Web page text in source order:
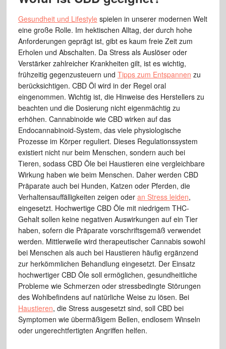
Gesundheit und Lifestyle spielen in unserer modernen Welt
eine große Rolle. Im hektischen Alltag, der durch hohe
Anforderungen geprägt ist, gibt es kaum freie Zeit zum
Erholen und Abschalten. Da Stress als Auslöser oder
Verstärker zahlreicher Krankheiten gilt, ist es wichtig,
frühzeitig gegenzusteuern und Tipps zum Entspannen zu
berücksichtigen. CBD Öl wird in der Regel oral
eingenommen. Wichtig ist, die Hinweise des Herstellers zu
beachten und die Dosierung nicht eigenmächtig zu
erhöhen. Cannabinoide wie CBD wirken auf das
Endocannabinoid-System, das viele physiologische
Prozesse im Körper reguliert. Dieses Regulationssystem
existiert nicht nur beim Menschen, sondern auch bei
Tieren, sodass CBD Öle bei Haustieren eine vergleichbare
Wirkung haben wie beim Menschen. Daher werden CBD
Präparate auch bei Hunden, Katzen oder Pferden, die
Verhaltensauffälligkeiten zeigen oder an Stress leiden,
eingesetzt. Hochwertige CBD Öle mit niedrigem THC-
Gehalt sollen keine negativen Auswirkungen auf ein Tier
haben, sofern die Präparate vorschriftsgemäß verwendet
werden. Mittlerweile wird therapeutischer Cannabis sowohl
bei Menschen als auch bei Haustieren häufig ergänzend
zur herkömmlichen Behandlung eingesetzt. Der Einsatz
hochwertiger CBD Öle soll ermöglichen, gesundheitliche
Probleme wie Schmerzen oder stressbedingte Störungen
des Wohlbefindens auf natürliche Weise zu lösen. Bei
Haustieren, die Stress ausgesetzt sind, soll CBD bei
Symptomen wie übermäßigem Bellen, endlosem Winseln
oder ungerechtfertigten Angriffen helfen.